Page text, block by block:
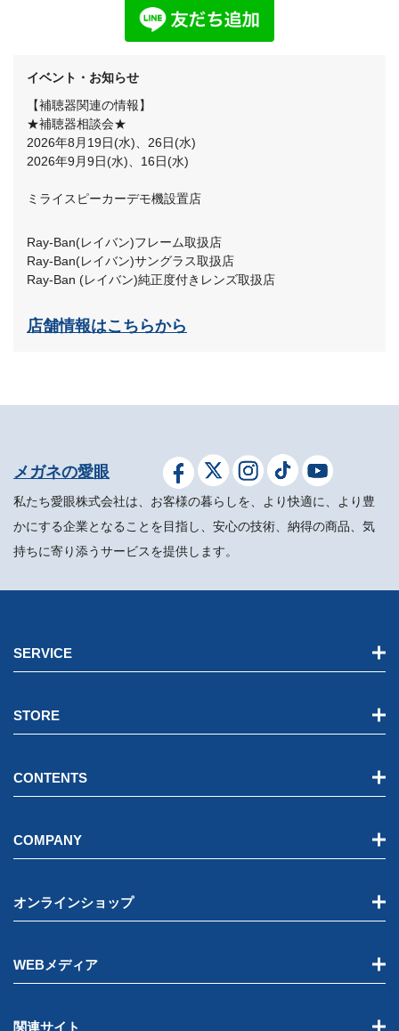
イベント・お知らせ
【補聴器関連の情報】
★補聴器相談会★
2026年8月19日(水)、26日(水)
2026年9月9日(水)、16日(水)
ミライスピーカーデモ機設置店
Ray-Ban(レイバン)フレーム取扱店
Ray-Ban(レイバン)サングラス取扱店
Ray-Ban (レイバン)純正度付きレンズ取扱店
店舗情報はこちらから
メガネの愛眼
私たち愛眼株式会社は、お客様の暮らしを、より快適に、より豊
かにする企業となることを目指し、安心の技術、納得の商品、気
持ちに寄り添うサービスを提供します。
SERVICE
STORE
CONTENTS
COMPANY
オンラインショップ
WEBメディア
関連サイト